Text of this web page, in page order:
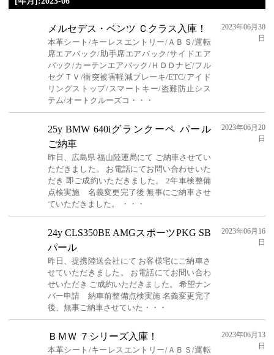
メルセデス・ベンツ Ｃクラス入庫！
本革シート/キーレスエントリー/ＡＢＳ/運転
席エアバック/助手席エアバック/サイドエア
バック/カーテンエアバック/ＨＤＤナビ/フル
セグＴＶ/衝突被害軽減ブレーキ/ETC/アイド
リングストップ/スマートキー/盗難防止シス
テム/オートクルーズコ・・・
2023年06月30
日
25y BMW 640iグランクーペ パール
ご納車
昨日、広島県 福山陸運局にて ご納車させてい
ただきました。 お電話にてお問い合わせいた
だき 即ご成約いただきました。 2年車検整備
点検実施 名義変更完了後 無事にご納車させ
ていただきました。 ・・・
2023年06月20
日
24y CLS350BE AMGスポーツPKG SB
パール
昨日、提携陸送会社にて お客様宅にご納車さ
せていただきました。 お電話にてお問い合わ
せいただき ご成約いただきました。 希望ナン
バー申請 納車前整備点検実施 名義変更完了
後、無事ご納車させていた・・・
2023年06月16
日
ＢＭＷ ７シリーズ入庫！
本革シート/キーレスエントリー/ＡＢＳ/運転
2023年06月13
日